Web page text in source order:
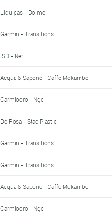
Liquigas - Doimo
Garmin - Transitions
ISD - Neri
Acqua & Sapone - Caffe Mokambo
Carmiooro - Ngc
De Rosa - Stac Plastic
Garmin - Transitions
Garmin - Transitions
Acqua & Sapone - Caffe Mokambo
Carmiooro - Ngc